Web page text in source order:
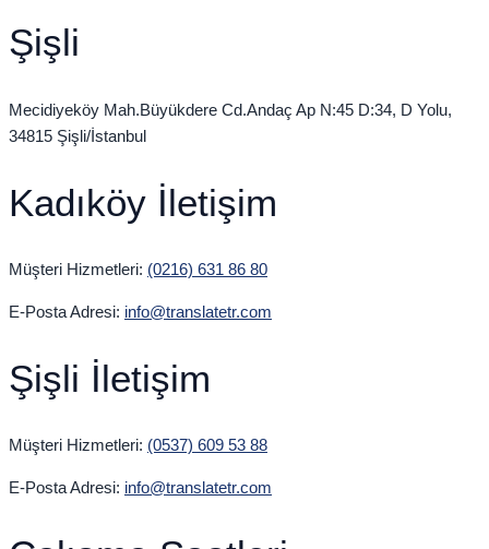
Şişli
Mecidiyeköy Mah.Büyükdere Cd.Andaç Ap N:45 D:34, D Yolu,
34815 Şişli/İstanbul
Kadıköy İletişim
Müşteri Hizmetleri: (0216) 631 86 80
E-Posta Adresi: info@translatetr.com
Şişli İletişim
Müşteri Hizmetleri: (0537) 609 53 88
E-Posta Adresi: info@translatetr.com